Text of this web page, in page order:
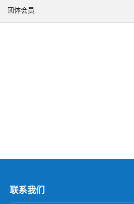
团体会员
联系我们